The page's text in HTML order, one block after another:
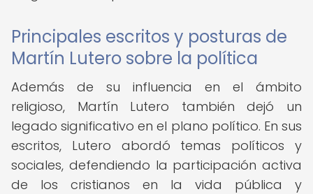
Principales escritos y posturas de
Martín Lutero sobre la política
Además de su influencia en el ámbito
religioso, Martín Lutero también dejó un
legado significativo en el plano político. En sus
escritos, Lutero abordó temas políticos y
sociales, defendiendo la participación activa
de los cristianos en la vida pública y